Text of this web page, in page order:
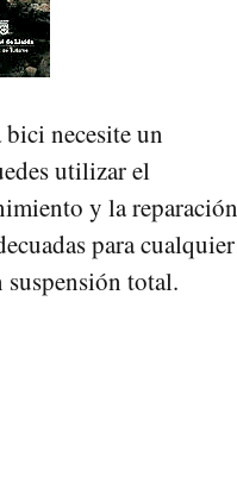
bici necesite un
utilizar el
y la reparación
para cualquier
total.